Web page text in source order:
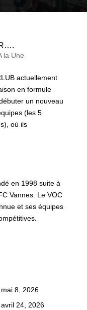
la Une
actuellement
en formule
un nouveau
(les 5
où ils
en 1998 suite à
Vannes. Le VOC
et ses équipes
mai 8, 2026
avril 24, 2026